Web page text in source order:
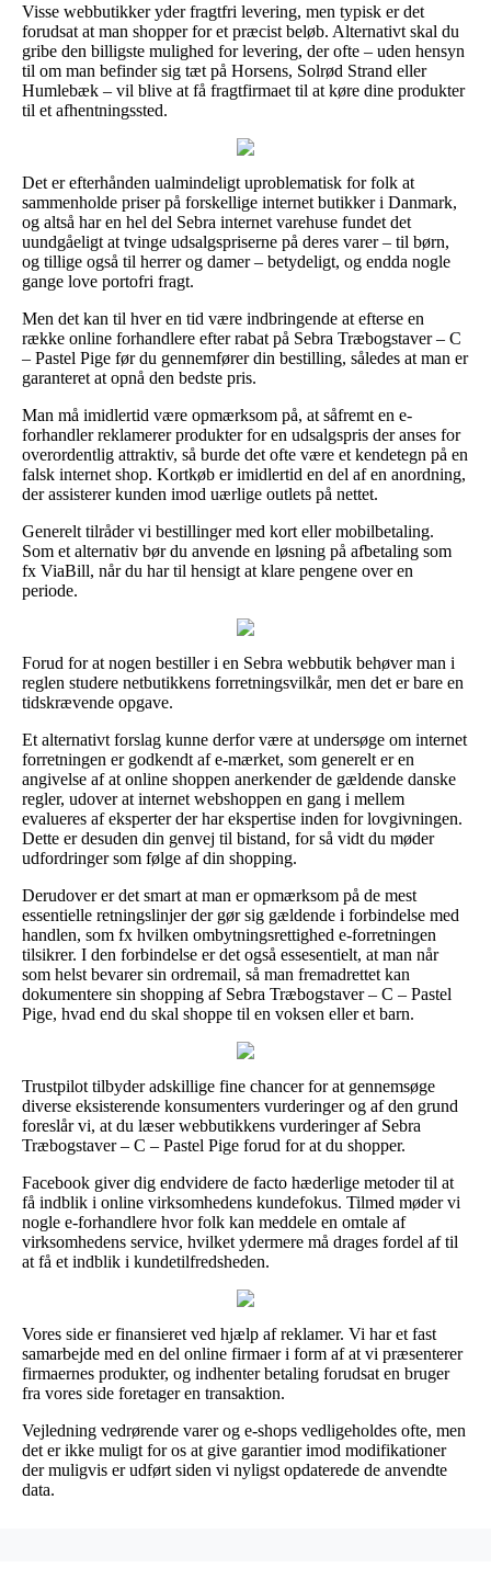
Visse webbutikker yder fragtfri levering, men typisk er det
forudsat at man shopper for et præcist beløb. Alternativt skal du
gribe den billigste mulighed for levering, der ofte – uden hensyn
til om man befinder sig tæt på Horsens, Solrød Strand eller
Humlebæk – vil blive at få fragtfirmaet til at køre dine produkter
til et afhentningssted.
Det er efterhånden ualmindeligt uproblematisk for folk at
sammenholde priser på forskellige internet butikker i Danmark,
og altså har en hel del Sebra internet varehuse fundet det
uundgåeligt at tvinge udsalgspriserne på deres varer – til børn,
og tillige også til herrer og damer – betydeligt, og endda nogle
gange love portofri fragt.
Men det kan til hver en tid være indbringende at efterse en
række online forhandlere efter rabat på Sebra Træbogstaver – C
– Pastel Pige før du gennemfører din bestilling, således at man er
garanteret at opnå den bedste pris.
Man må imidlertid være opmærksom på, at såfremt en e-
forhandler reklamerer produkter for en udsalgspris der anses for
overordentlig attraktiv, så burde det ofte være et kendetegn på en
falsk internet shop. Kortkøb er imidlertid en del af en anordning,
der assisterer kunden imod uærlige outlets på nettet.
Generelt tilråder vi bestillinger med kort eller mobilbetaling.
Som et alternativ bør du anvende en løsning på afbetaling som
fx ViaBill, når du har til hensigt at klare pengene over en
periode.
Forud for at nogen bestiller i en Sebra webbutik behøver man i
reglen studere netbutikkens forretningsvilkår, men det er bare en
tidskrævende opgave.
Et alternativt forslag kunne derfor være at undersøge om internet
forretningen er godkendt af e-mærket, som generelt er en
angivelse af at online shoppen anerkender de gældende danske
regler, udover at internet webshoppen en gang i mellem
evalueres af eksperter der har ekspertise inden for lovgivningen.
Dette er desuden din genvej til bistand, for så vidt du møder
udfordringer som følge af din shopping.
Derudover er det smart at man er opmærksom på de mest
essentielle retningslinjer der gør sig gældende i forbindelse med
handlen, som fx hvilken ombytningsrettighed e-forretningen
tilsikrer. I den forbindelse er det også essesentielt, at man når
som helst bevarer sin ordremail, så man fremadrettet kan
dokumentere sin shopping af Sebra Træbogstaver – C – Pastel
Pige, hvad end du skal shoppe til en voksen eller et barn.
Trustpilot tilbyder adskillige fine chancer for at gennemsøge
diverse eksisterende konsumenters vurderinger og af den grund
foreslår vi, at du læser webbutikkens vurderinger af Sebra
Træbogstaver – C – Pastel Pige forud for at du shopper.
Facebook giver dig endvidere de facto hæderlige metoder til at
få indblik i online virksomhedens kundefokus. Tilmed møder vi
nogle e-forhandlere hvor folk kan meddele en omtale af
virksomhedens service, hvilket ydermere må drages fordel af til
at få et indblik i kundetilfredsheden.
Vores side er finansieret ved hjælp af reklamer. Vi har et fast
samarbejde med en del online firmaer i form af at vi præsenterer
firmaernes produkter, og indhenter betaling forudsat en bruger
fra vores side foretager en transaktion.
Vejledning vedrørende varer og e-shops vedligeholdes ofte, men
det er ikke muligt for os at give garantier imod modifikationer
der muligvis er udført siden vi nyligst opdaterede de anvendte
data.